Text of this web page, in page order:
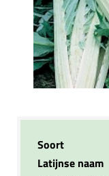
Soort
Latijnse naam